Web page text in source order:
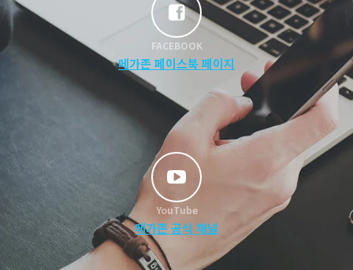
FACEBOOK
메가존 페이스북 페이지
YouTube
메가존 공식 채널